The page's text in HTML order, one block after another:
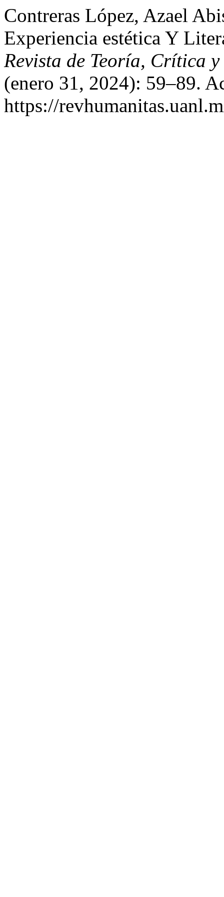
Contreras López, Azael
Experiencia estética Y
Revista de Teoría, Crítica
(enero 31, 2024): 59–89.
https://